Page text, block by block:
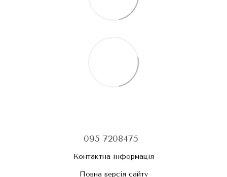
095 7208475
Контактна інформація
Повна версія сайту